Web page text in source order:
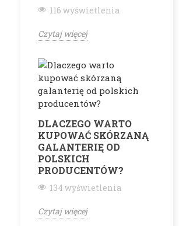
116 wyświetlenia
Czytaj więcej
DLACZEGO WARTO
KUPOWAĆ SKÓRZANĄ
GALANTERIĘ OD
POLSKICH
PRODUCENTÓW?
134 wyświetlenia
Czytaj więcej